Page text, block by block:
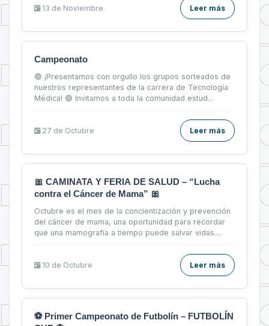
13 de Noviembre Leer más
Campeonato
🟢 ¡Presentamos con orgullo los grupos sorteados de
nuestros representantes de la carrera de Tecnología
Médica! 🟢 Invitamos a toda la comunidad estud...
27 de Octubre Leer más
🎀 CAMINATA Y FERIA DE SALUD – “Lucha
contra el Cáncer de Mama” 🎀
Octubre es el mes de la concientización y prevención
del cáncer de mama, una oportunidad para recordar
que una mamografía a tiempo puede salvar vidas....
10 de Octubre Leer más
⚽ Primer Campeonato de Futbolín – FUTBOLÍN